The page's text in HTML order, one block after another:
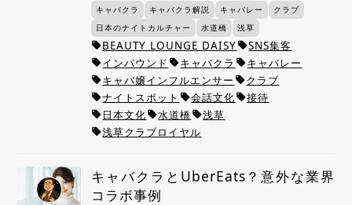
キャバクラ キャバクラ解説 キャバレー
クラブ
日本のナイトカルチャー
水道橋 浅草
local_offerBEAUTY LOUNGE DAISY local_offerSNS集客
local_offerインバウンド local_offerキャバクラ local_offerキャバレー
local_offerキャバ嬢インフルエンサー local_offerクラブ
local_offerナイトスポット local_offer会話文化 local_offer接待
local_offer 日本文化 local_offer水道橋 local_offer浅草
local_offer浅草クラブロイヤル
キャバクラとUberEats？意外な業界
コラボ事例